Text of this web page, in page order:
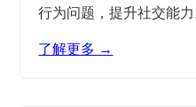
行为问题，提升社交能力
了解更多 →